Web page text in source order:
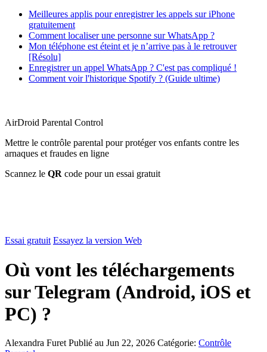
Meilleures applis pour enregistrer les appels sur iPhone
gratuitement
Comment localiser une personne sur WhatsApp ?
Mon téléphone est éteint et je n’arrive pas à le retrouver
[Résolu]
Enregistrer un appel WhatsApp ? C'est pas compliqué !
Comment voir l'historique Spotify ? (Guide ultime)
AirDroid Parental Control
Mettre le contrôle parental pour protéger vos enfants contre les
arnaques et fraudes en ligne
Scannez le QR code pour un essai gratuit
Essai gratuit Essayez la version Web
Où vont les téléchargements
sur Telegram (Android, iOS et
PC) ?
Alexandra Furet Publié au Jun 22, 2026 Catégorie: Contrôle